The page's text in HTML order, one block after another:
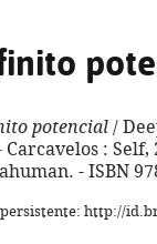
potencial /
Carcavelos :
- ISBN
http://